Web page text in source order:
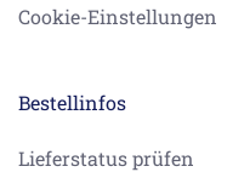
Cookie-Einstellungen
Bestellinfos
Lieferstatus prüfen